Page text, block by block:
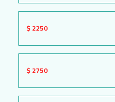
2250 $
2750 $